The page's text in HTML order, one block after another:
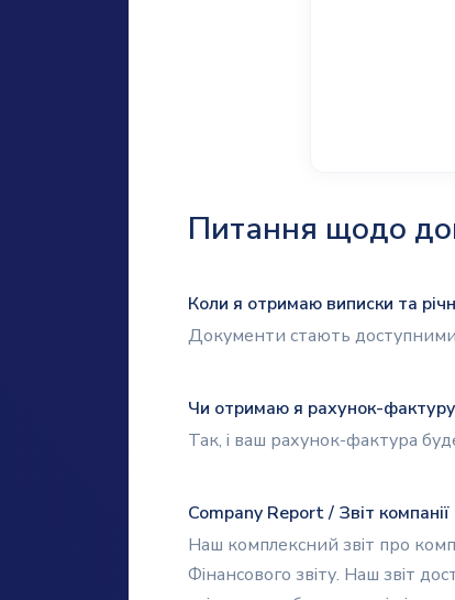
Питання щодо
Коли я отримаю виписки та
Документи стають доступними
Чи отримаю я рахунок-
Так, і ваш рахунок-фактура
Company Report / Звіт компанії
Наш комплексний звіт про
Фінансового звіту. Наш звіт